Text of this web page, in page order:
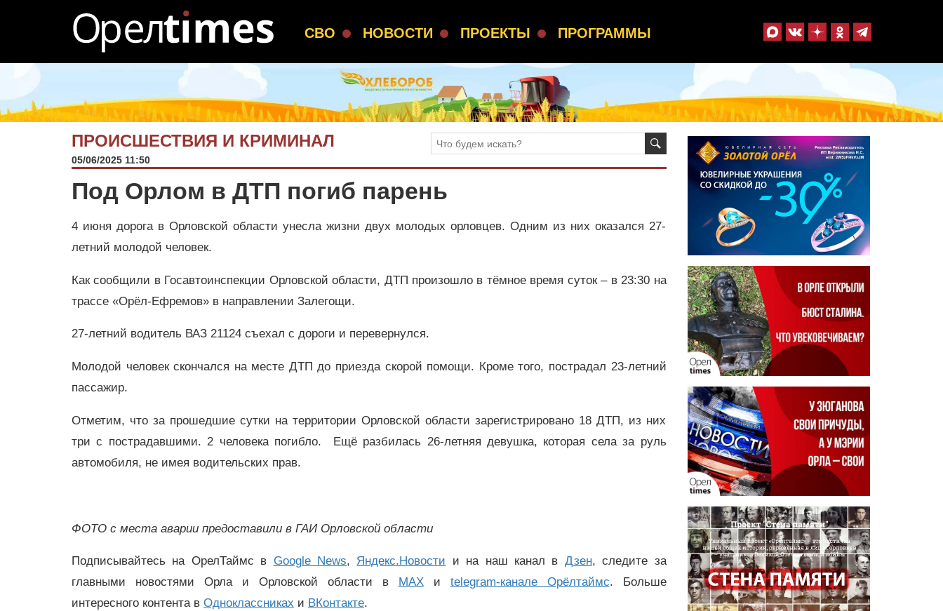
СВО НОВОСТИ ПРОЕКТЫ ПРОГРАММЫ
ПРОИСШЕСТВИЯ И КРИМИНАЛ
05/06/2025 11:50
Под Орлом в ДТП погиб парень
4 июня дорога в Орловской области унесла жизни двух молодых орловцев. Одним из них оказался 27-
летний молодой человек.
Как сообщили в Госавтоинспекции Орловской области, ДТП произошло в тёмное время суток – в 23:30 на
трассе «Орёл-Ефремов» в направлении Залегощи.
27-летний водитель ВАЗ 21124 съехал с дороги и перевернулся.
Молодой человек скончался на месте ДТП до приезда скорой помощи. Кроме того, пострадал 23-летний
пассажир.
Отметим, что за прошедшие сутки на территории Орловской области зарегистрировано 18 ДТП, из них
три с пострадавшими. 2 человека погибло. Ещё разбилась 26-летняя девушка, которая села за руль
автомобиля, не имея водительских прав.
ФОТО с места аварии предоставили в ГАИ Орловской области
Подписывайтесь на ОрелТаймс в Google News, Яндекс.Новости и на наш канал в Дзен, следите за
главными новостями Орла и Орловской области в
MAXи telegram-канале Орёлтаймс. Больше
интересного контента в Одноклассниках и ВКонтакте.